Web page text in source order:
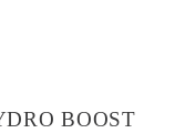
BOOST